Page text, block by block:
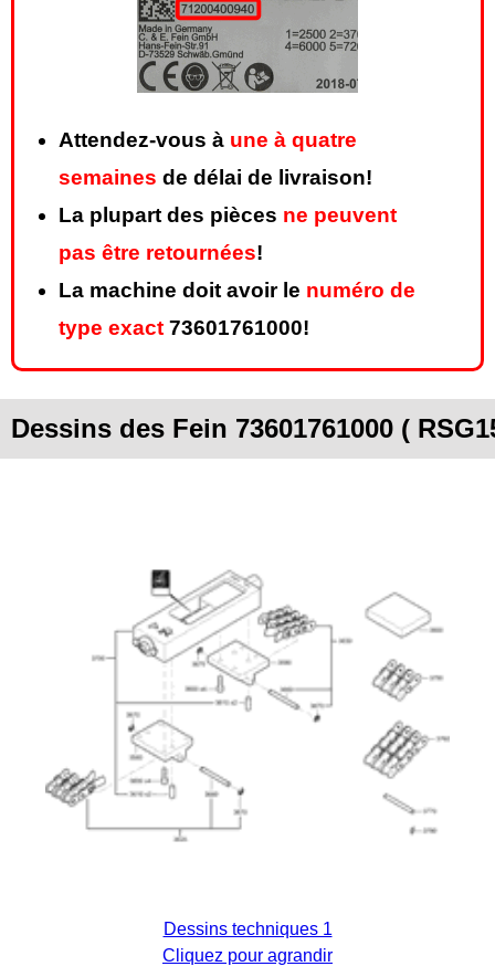
Attendez-vous à une à quatre
semaines de délai de livraison!
La plupart des pièces ne peuvent
pas être retournées!
La machine doit avoir le numéro de
type exact 73601761000!
Dessins des Fein 73601761000 (
Dessins techniques 1
Cliquez pour agrandir